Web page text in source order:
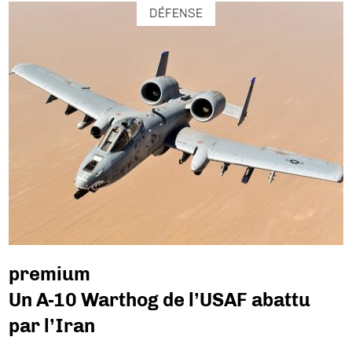
DÉFENSE
premium
Un A-10 Warthog de l’USAF abattu
par l’Iran